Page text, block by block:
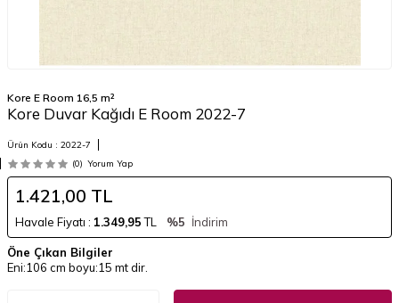
Kore E Room 16,5 m²
Kore Duvar Kağıdı E Room 2022-7
Ürün Kodu : 2022-7
(0) Yorum Yap
1.421,00 TL
Havale Fiyatı : 1.349,95TL %5 İndirim
Öne Çıkan Bilgiler
Eni:106 cm boyu:15 mt dir.